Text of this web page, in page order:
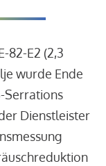
82-E2 (2,3
wurde Ende
Serrations
Dienstleister